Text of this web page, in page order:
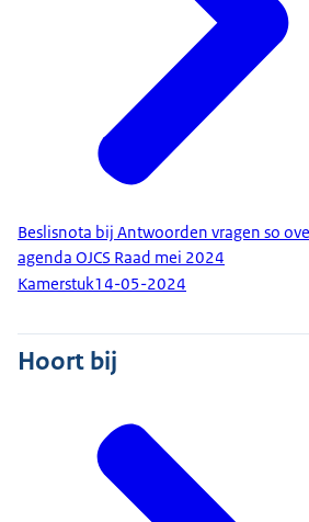
Beslisnota bij Antwoorden vragen so
agenda OJCS Raad mei 2024
Kamerstuk14-05-2024
Hoort bij